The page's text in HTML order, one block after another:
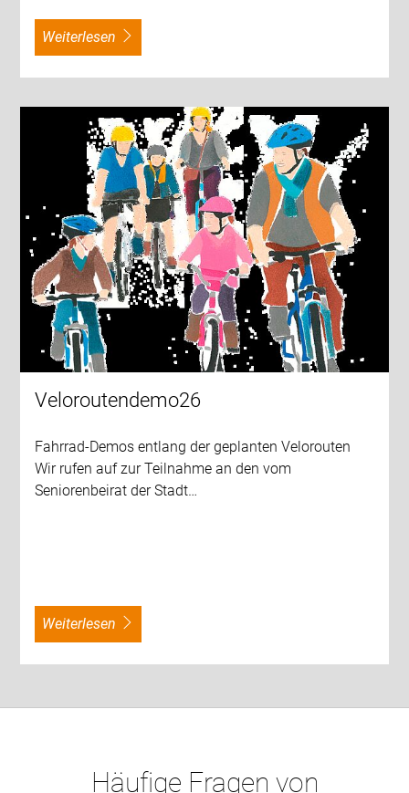
weiterlesen
Veloroutendemo26
Fahrrad-Demos entlang der geplanten Velorouten
Wir rufen auf zur Teilnahme an den vom
Seniorenbeirat der Stadt…
weiterlesen
Häufige Fragen von